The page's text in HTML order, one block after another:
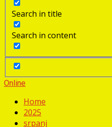
Search in title
Search in content
Online
Home
2025
srpanj